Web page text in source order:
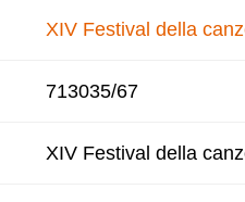
XIV Festival della
713035/67
XIV Festival della